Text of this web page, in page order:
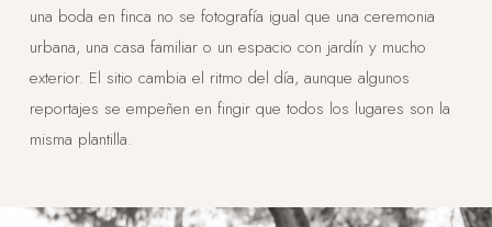
una boda en finca no se fotografía igual que una ceremonia
urbana, una casa familiar o un espacio con jardín y mucho
exterior. El sitio cambia el ritmo del día, aunque algunos
reportajes se empeñen en fingir que todos los lugares son la
misma plantilla.